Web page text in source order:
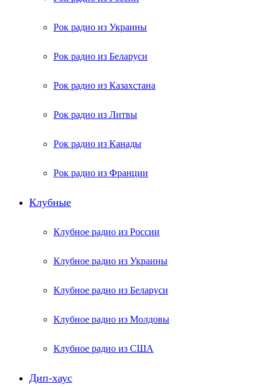
Рок радио из Украины
Рок радио из Беларуси
Рок радио из Казахстана
Рок радио из Литвы
Рок радио из Канады
Рок радио из Франции
Клубные
Клубное радио из России
Клубное радио из Украины
Клубное радио из Беларуси
Клубное радио из Молдовы
Клубное радио из США
Дип-хаус